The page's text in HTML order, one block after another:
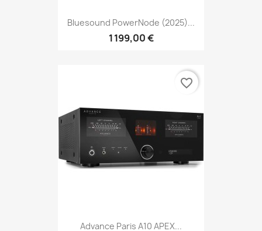
Bluesound PowerNode (2025)...
1 199,00 €
Advance Paris A10 APEX...
favorite_border